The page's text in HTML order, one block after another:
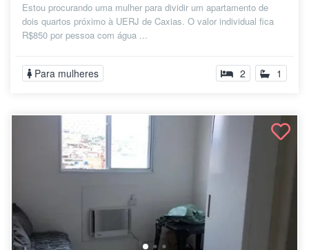
Estou procurando uma mulher para dividir um apartamento de
dois quartos próximo à UERJ de Caxias. O valor individual fica
R$850 por pessoa com água ...
Para mulheres 2 1